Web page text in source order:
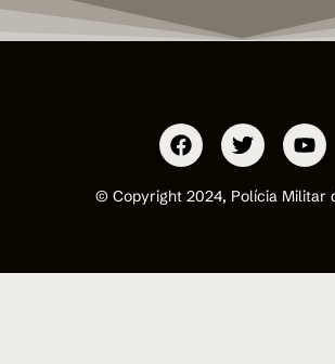
© Copyright 2024, Polícia Militar